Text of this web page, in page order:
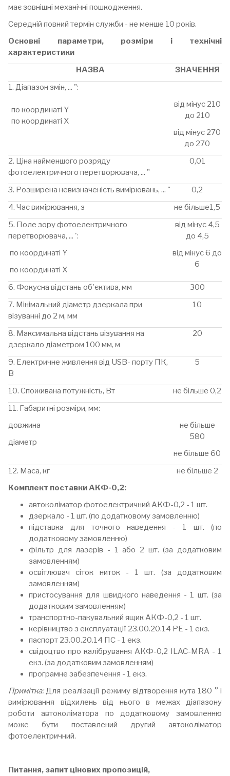
має зовнішні механічні пошкодження.
Середній повний термін служби - не менше 10 років.
Основні параметри, розміри і технічні
характеристики
НАЗВА
ЗНАЧЕННЯ
1. Діапазон змін, ... ":
по координаті Y
по координаті X
від мінус 210
до 210
від мінус 270
до 270
2. Ціна найменшого розряду
фотоелектричного перетворювача, ... "
0,01
3. Розширена невизначеність вимірювань, ... "
0,2
4. Час вимірювання, з
не більше1,5
5. Поле зору фотоелектричного
перетворювача, ... ':
по координаті Y
по координаті Х
від мінус 4,5
до 4,5
від мінус 6 до
6
6. Фокусна відстань об'єктива, мм
300
7. Мінімальний діаметр дзеркала при
візуванні до 2 м, мм
10
8. Максимальна відстань візування на
дзеркало діаметром 100 мм, м
20
9. Електричне живлення від USB- порту ПК,
В
5
10. Споживана потужність, Вт
не більше 0,2
11. Габаритні розміри, мм:
довжина
діаметр
не більше
580
не більше 60
12. Маса, кг
не більше 2
Комплект поставки АКФ-0,2:
автоколіматор фотоелектричний АКФ-0,2 - 1 шт.
дзеркало - 1 шт. (по додатковому замовленню)
підставка для точного наведення - 1 шт. (по
додатковому замовленню)
фільтр для лазерів - 1 або 2 шт. (за додатковим
замовленням)
освітлювач сіток ниток - 1 шт. (за додатковим
замовленням)
пристосування для швидкого наведення - 1 шт. (за
додатковим замовленням)
транспортно-пакувальний ящик АКФ-0,2 - 1 шт.
керівництво з експлуатації 23.00.20.14 РЕ - 1 екз.
паспорт 23.00.20.14 ПС - 1 екз.
свідоцтво про калібрування АКФ-0,2 ILAC-MRA - 1
екз. (за додатковим замовленням)
програмне забезпечення - 1 екз.
Примітка:Для реалізації режиму відтворення кута 180 ° і
вимірювання відхилень від нього в межах діапазону
роботи автоколіматора по додатковому замовленню
може бути поставлений другий автоколіматор
фотоелектричний.
Питання, запит цінових пропозицій,